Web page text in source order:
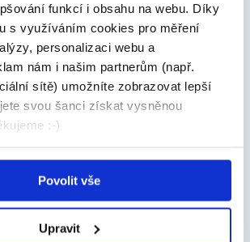
funkcí i obsahu na webu. Díky
s využíváním cookies pro měření
personalizaci webu a
nám i našim partnerům (např.
sítě) umožníte zobrazovat lepší
svou šanci získat vysněnou
:-)
Povolit vše
Upravit
nový parťák na
Kč/měs.